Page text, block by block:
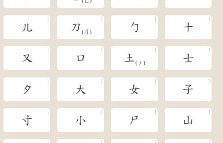
儿 刀 (刂) 勹 十
又 口 土(󶁣) 士
夕 大 女 子
寸 小 尸 山